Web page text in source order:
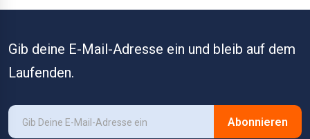
Gib deine E-Mail-Adresse ein und bleib auf dem
Laufenden.
Abonnieren